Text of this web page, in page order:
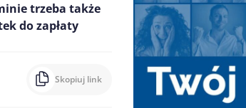
trzeba także
do zapłaty
Skopiuj link